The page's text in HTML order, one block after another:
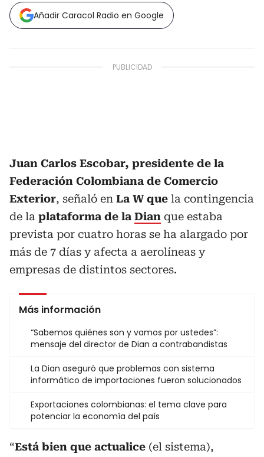
Añadir Caracol Radio en Google
Juan Carlos Escobar, presidente de la
Federación Colombiana de Comercio
Exterior, señaló en La W que la contingencia
de la plataforma de la Dian que estaba
prevista por cuatro horas se ha alargado por
más de 7 días y afecta a aerolíneas y
empresas de distintos sectores.
Más información
“Sabemos quiénes son y vamos por ustedes”:
mensaje del director de Dian a contrabandistas
La Dian aseguró que problemas con sistema
informático de importaciones fueron solucionados
Exportaciones colombianas: el tema clave para
potenciar la economía del país
“Está bien que actualice (el sistema),